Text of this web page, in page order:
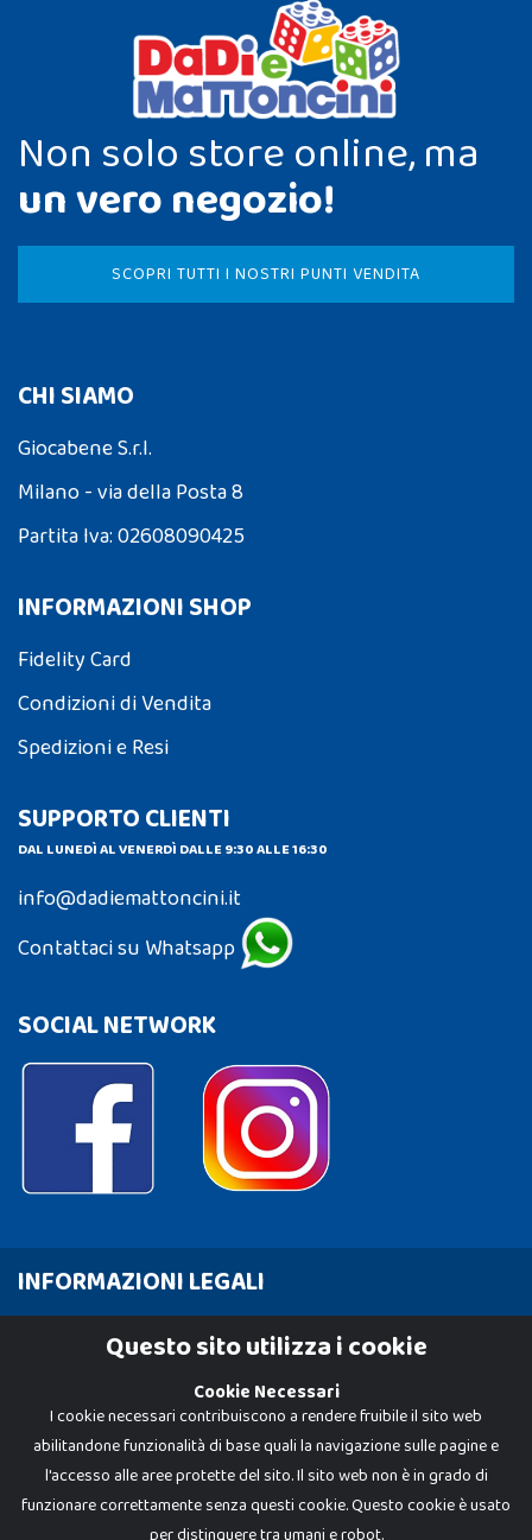
Non solo store online, ma
un vero negozio!
SCOPRI TUTTI I NOSTRI PUNTI VENDITA
CHI SIAMO
Giocabene S.r.l.
Milano - via della Posta 8
Partita Iva: 02608090425
INFORMAZIONI SHOP
Fidelity Card
Condizioni di Vendita
Spedizioni e Resi
SUPPORTO CLIENTI
DAL LUNEDÌ AL VENERDÌ DALLE 9:30 ALLE 16:30
info@dadiemattoncini.it
Contattaci su Whatsapp
SOCIAL NETWORK
INFORMAZIONI LEGALI
Cookie PolicyQuesto sito utilizza i cookie
Cookie Necessari
I cookie necessari contribuiscono a rendere fruibile il sito web
abilitandone funzionalità di base quali la navigazione sulle pagine e
l'accesso alle aree protette del sito. Il sito web non è in grado di
funzionare correttamente senza questi cookie. Questo cookie è usato